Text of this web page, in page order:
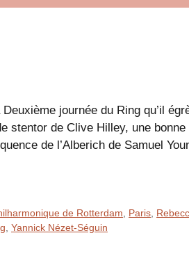
journée du Ring qu’il
stentor de Clive Hilley, une
de l’Alberich de Samuel
de Rotterdam Paris
Yannick Nézet-Séguin